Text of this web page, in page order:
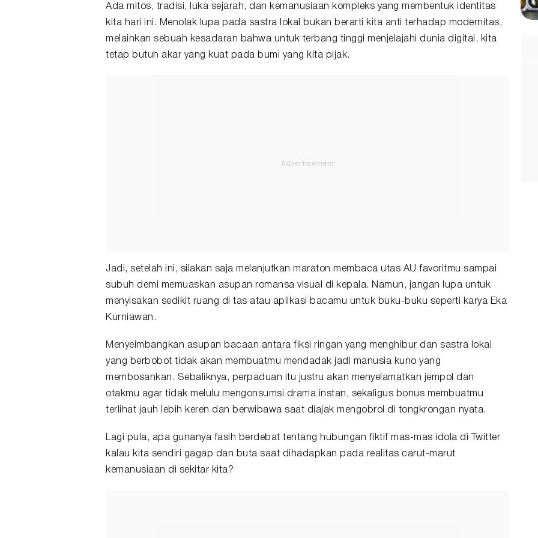
Ada mitos, tradisi, luka sejarah, dan kemanusiaan kompleks yang membentuk identitas
kita hari ini. Menolak lupa pada sastra lokal bukan berarti kita anti terhadap modernitas,
melainkan sebuah kesadaran bahwa untuk terbang tinggi menjelajahi dunia digital, kita
tetap butuh akar yang kuat pada bumi yang kita pijak.
Jadi, setelah ini, silakan saja melanjutkan maraton membaca utas AU favoritmu sampai
subuh demi memuaskan asupan romansa visual di kepala. Namun, jangan lupa untuk
menyisakan sedikit ruang di tas atau aplikasi bacamu untuk buku-buku seperti karya Eka
Kurniawan.
Menyeimbangkan asupan bacaan antara fiksi ringan yang menghibur dan sastra lokal
yang berbobot tidak akan membuatmu mendadak jadi manusia kuno yang
membosankan. Sebaliknya, perpaduan itu justru akan menyelamatkan jempol dan
otakmu agar tidak melulu mengonsumsi drama instan, sekaligus bonus membuatmu
terlihat jauh lebih keren dan berwibawa saat diajak mengobrol di tongkrongan nyata.
Lagi pula, apa gunanya fasih berdebat tentang hubungan fiktif mas-mas idola di Twitter
kalau kita sendiri gagap dan buta saat dihadapkan pada realitas carut-marut
kemanusiaan di sekitar kita?